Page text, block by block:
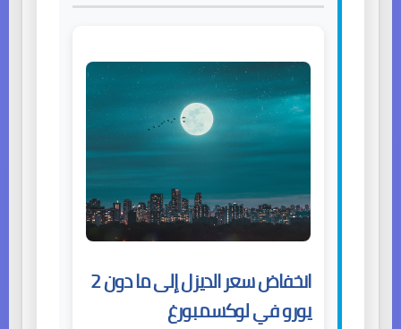
انخفاض سعر الديزل إلى ما دون 2
يورو في لوكسمبورغ